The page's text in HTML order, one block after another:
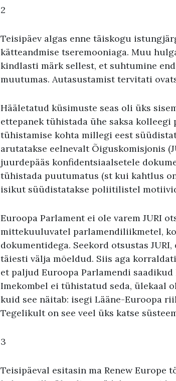
2
Teisipäev algas enne täiskogu
kätteandmise tseremooniaga. Muu
kindlasti märk sellest, et suhtumine
muutumas. Autasustamist tervitati
Hääletatud küsimuste seas oli üks
ettepanek tühistada ühe saksa
tühistamise kohta millegi eest
arutatakse eelnevalt Õiguskomisjonis
juurdepääs konfidentsiaalsetele
tühistada puutumatus (st kui kahtlus
isikut süüdistatakse poliitilistel
Euroopa Parlament ei ole varem JURI
mittekuuluvatel parlamendiliikmetel,
dokumentidega. Seekord otsustas
täiesti välja mõeldud. Siis aga
et paljud Euroopa Parlamendi
Imekombel ei tühistatud seda, ülekaal
kuid see näitab: isegi Lääne-Euroopa
Tegelikult on see veel üks katse
3
Teisipäeval esitasin ma Renew